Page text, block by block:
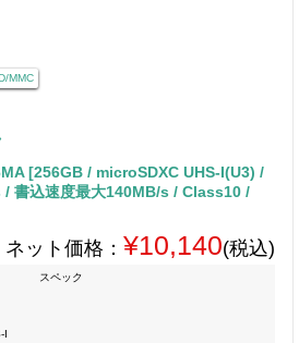
MMC
[256GB / microSDXC UHS-I(U3) /
/ 書込速度最大140MB/s / Class10 /
ネット価格： ¥10,140(税込)
スペック
I